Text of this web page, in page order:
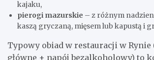
kajaku,
pierogi mazurskie – z różnym
kaszą gryczaną, mięsem lub kapustą i
Typowy obiad w restauracji w Rynie
główne + napój bezalkoholowy) to